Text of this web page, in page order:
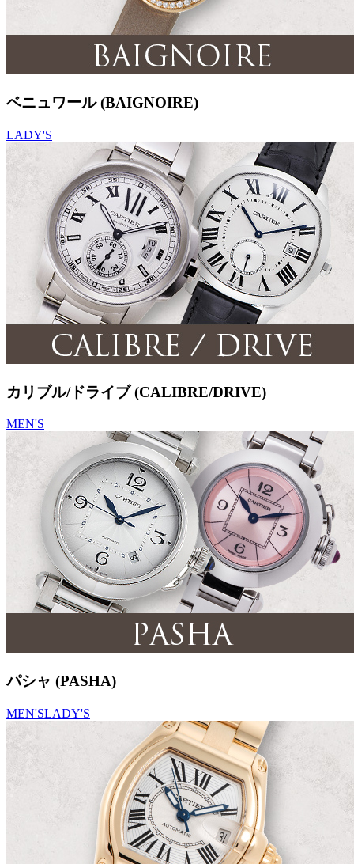
ベニュワール (BAIGNOIRE)
LADY'S
カリブル/ドライブ (CALIBRE/DRIVE)
MEN'S
パシャ (PASHA)
MEN'SLADY'S